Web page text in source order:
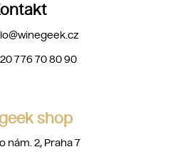
@winegeek.cz
776 70 80 90
shop
nám. 2, Praha 7